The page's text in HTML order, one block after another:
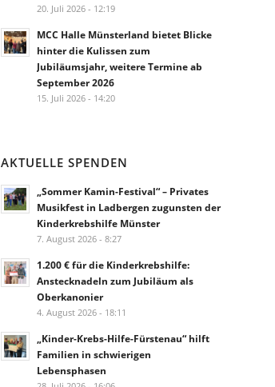
20. Juli 2026 - 12:19
MCC Halle Münsterland bietet Blicke
hinter die Kulissen zum
Jubiläumsjahr, weitere Termine ab
September 2026
15. Juli 2026 - 14:20
AKTUELLE SPENDEN
„Sommer Kamin-Festival“ – Privates
Musikfest in Ladbergen zugunsten der
Kinderkrebshilfe Münster
7. August 2026 - 8:27
1.200 € für die Kinderkrebshilfe:
Anstecknadeln zum Jubiläum als
Oberkanonier
4. August 2026 - 18:11
„Kinder-Krebs-Hilfe-Fürstenau“ hilft
Familien in schwierigen
Lebensphasen